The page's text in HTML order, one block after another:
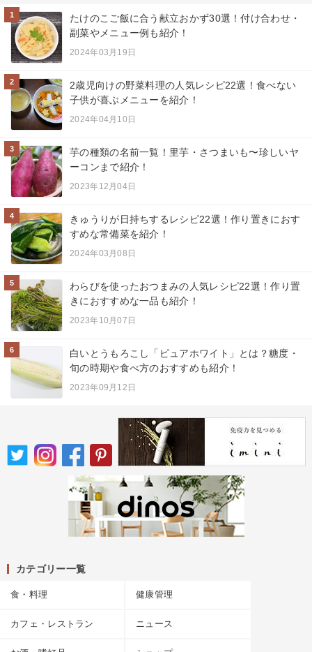
1
たけのこご飯に合う献立おかず30選！付け合わせ・
副菜やメニュー例も紹介！
2024年03月19日
2
2歳児向けの野菜料理の人気レシピ22選！食べない
子供が喜ぶメニューを紹介！
2024年04月10日
3
芋の種類の名前一覧！里芋・さつまいも〜珍しいヤ
ーコンまで紹介！
2023年12月04日
4
きゅうりが日持ちするレシピ22選！作り置きにおす
すめな常備菜を紹介！
2024年03月08日
5
わらびを使ったおつまみの人気レシピ22選！作り置
きにおすすめな一品も紹介！
2023年10月07日
6
白いとうもろこし「ピュアホワイト」とは？糖度・
旬の時期や食べ方のおすすめも紹介！
2023年09月12日
カテゴリー一覧
食・料理 健康管理
カフェ・レストラン ニュース